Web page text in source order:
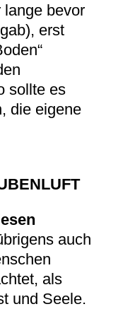
bevor
erst
sollte es
die eigene
auch
als
und Seele.